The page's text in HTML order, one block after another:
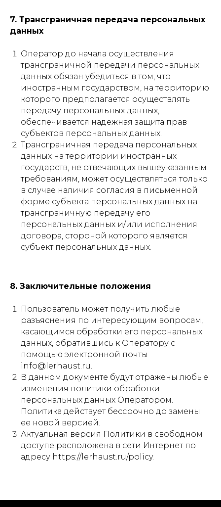
7. Трансграничная передача персональных
данных
Оператор до начала осуществления
трансграничной передачи персональных
данных обязан убедиться в том, что
иностранным государством, на территорию
которого предполагается осуществлять
передачу персональных данных,
обеспечивается надежная защита прав
субъектов персональных данных.
Трансграничная передача персональных
данных на территории иностранных
государств, не отвечающих вышеуказанным
требованиям, может осуществляться только
в случае наличия согласия в письменной
форме субъекта персональных данных на
трансграничную передачу его
персональных данных и/или исполнения
договора, стороной которого является
субъект персональных данных.
8. Заключительные положения
Пользователь может получить любые
разъяснения по интересующим вопросам,
касающимся обработки его персональных
данных, обратившись к Оператору с
помощью электронной почты
info@lerhaust.ru.
В данном документе будут отражены любые
изменения политики обработки
персональных данных Оператором.
Политика действует бессрочно до замены
ее новой версией.
Актуальная версия Политики в свободном
доступе расположена в сети Интернет по
адресу https://lerhaust.ru/policy.